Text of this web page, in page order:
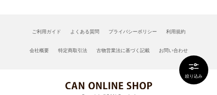
絞り込み
ご利用ガイド よくある質問 プライバシーポリシー 利用規約
会社概要 特定商取引法 古物営業法に基づく記載 お問い合わせ